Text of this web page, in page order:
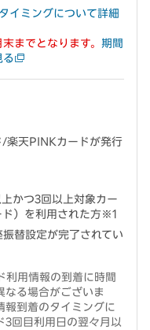
イミングについて詳細
までとなります。 期間
る
/楽天PINKカードが発行
かつ3回以上対象カー
）を利用された方※1
替設定が完了されてい
利用情報の到着に時間
なる場合がございま
報到着のタイミングに
3回目利用日の翌々月以